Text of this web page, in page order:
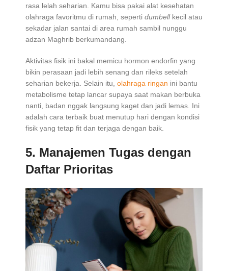
rasa lelah seharian. Kamu bisa pakai alat kesehatan
olahraga favoritmu di rumah, seperti dumbellkecil atau
sekadar jalan santai di area rumah sambil nunggu
adzan Maghrib berkumandang.
Aktivitas fisik ini bakal memicu hormon endorfin yang
bikin perasaan jadi lebih senang dan rileks setelah
seharian bekerja. Selain itu, olahraga ringan ini bantu
metabolisme tetap lancar supaya saat makan berbuka
nanti, badan nggak langsung kaget dan jadi lemas. Ini
adalah cara terbaik buat menutup hari dengan kondisi
fisik yang tetap fit dan terjaga dengan baik.
5. Manajemen Tugas dengan
Daftar Prioritas